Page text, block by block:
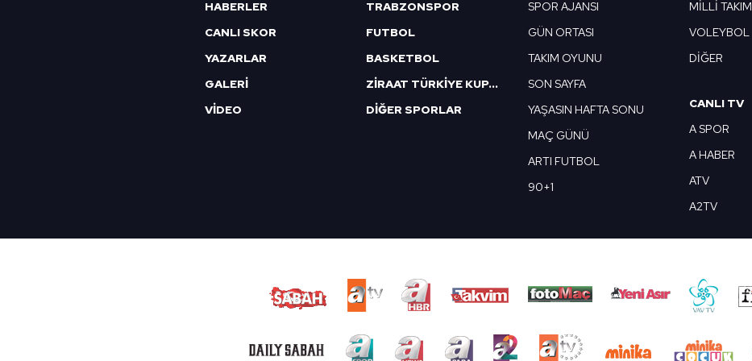
HABERLER
CANLI SKOR
YAZARLAR
GALERİ
VİDEO
TRABZONSPOR
FUTBOL
BASKETBOL
ZİRAAT TÜRKİYE KUPASI
DİĞER SPORLAR
SPOR AJANSI
GÜN ORTASI
TAKIM OYUNU
SON SAYFA
YAŞASIN HAFTA SONU
MAÇ GÜNÜ
ARTI FUTBOL
90+1
MİLLİ TAKIM
VOLEYBOL
DİĞER
CANLI TV
A SPOR
A HABER
ATV
A2TV